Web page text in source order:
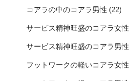
コアラの中のコアラ男性 (22)
サービス精神旺盛のコアラ女性
サービス精神旺盛のコアラ男性
フットワークの軽いコアラ女性